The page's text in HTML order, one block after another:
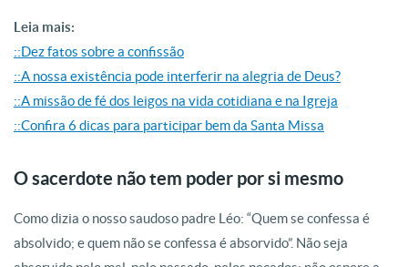
Leia mais:
::Dez fatos sobre a confissão
::A nossa existência pode interferir na alegria de Deus?
::A missão de fé dos leigos na vida cotidiana e na Igreja
::Confira 6 dicas para participar bem da Santa Missa
O sacerdote não tem poder por si mesmo
Como dizia o nosso saudoso padre Léo: “Quem se confessa é
absolvido; e quem não se confessa é absorvido”. Não seja